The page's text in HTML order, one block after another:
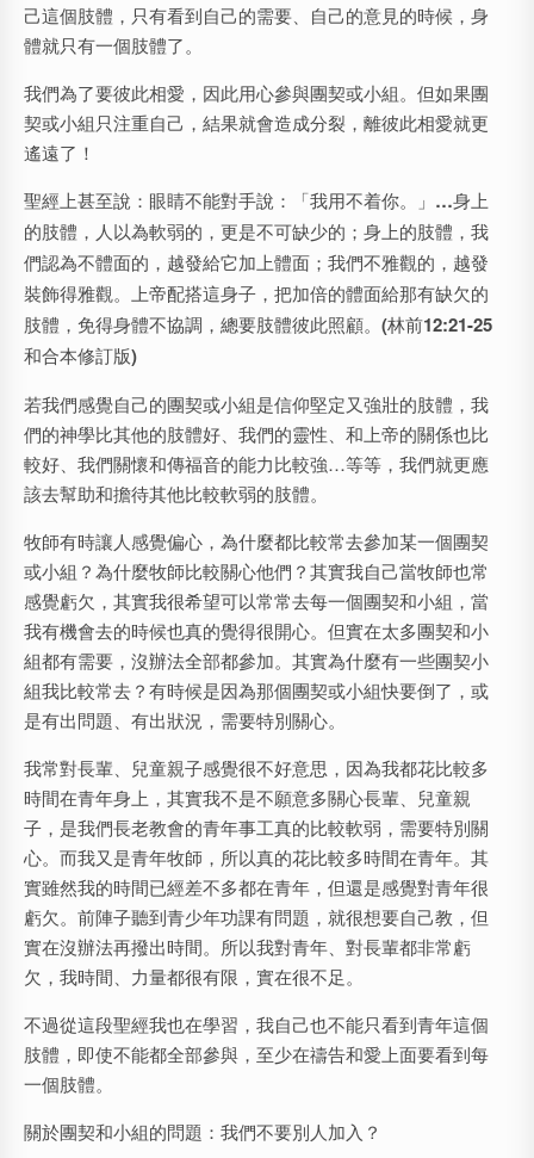
己這個肢體，只有看到自己的需要、自己的意見的時候，身
體就只有一個肢體了。
我們為了要彼此相愛，因此用心參與團契或小組。但如果團
契或小組只注重自己，結果就會造成分裂，離彼此相愛就更
遙遠了！
聖經上甚至說： 眼睛不能對手說：「我用不着你。」 …身上
的肢體，人以為軟弱的，更是不可缺少的；身上的肢體，我
們認為不體面的，越發給它加上體面；我們不雅觀的，越發
裝飾得雅觀。上帝配搭這身子，把加倍的體面給那有缺欠的
肢體，免得身體不協調，總要肢體彼此照顧。 (林前12:21-25
和合本修訂版)
若我們感覺自己的團契或小組是信仰堅定又強壯的肢體，我
們的神學比其他的肢體好、我們的靈性、和上帝的關係也比
較好、我們關懷和傳福音的能力比較強…等等，我們就更應
該去幫助和擔待其他比較軟弱的肢體。
牧師有時讓人感覺偏心，為什麼都比較常去參加某一個團契
或小組？為什麼牧師比較關心他們？其實我自己當牧師也常
感覺虧欠，其實我很希望可以常常去每一個團契和小組，當
我有機會去的時候也真的覺得很開心。但實在太多團契和小
組都有需要，沒辦法全部都參加。其實為什麼有一些團契小
組我比較常去？有時候是因為那個團契或小組快要倒了，或
是有出問題、有出狀況，需要特別關心。
我常對長輩、兒童親子感覺很不好意思，因為我都花比較多
時間在青年身上，其實我不是不願意多關心長輩、兒童親
子，是我們長老教會的青年事工真的比較軟弱，需要特別關
心。而我又是青年牧師，所以真的花比較多時間在青年。其
實雖然我的時間已經差不多都在青年，但還是感覺對青年很
虧欠。前陣子聽到青少年功課有問題，就很想要自己教，但
實在沒辦法再撥出時間。所以我對青年、對長輩都非常虧
欠，我時間、力量都很有限，實在很不足。
不過從這段聖經我也在學習，我自己也不能只看到青年這個
肢體，即使不能都全部參與，至少在禱告和愛上面要看到每
一個肢體。
關於團契和小組的問題：我們不要別人加入？